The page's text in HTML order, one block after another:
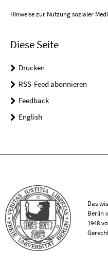
Hinweise zur Nutzung sozialer
Diese Seite
Drucken
RSS-Feed abonnieren
Feedback
English
Das
Berlin
1948